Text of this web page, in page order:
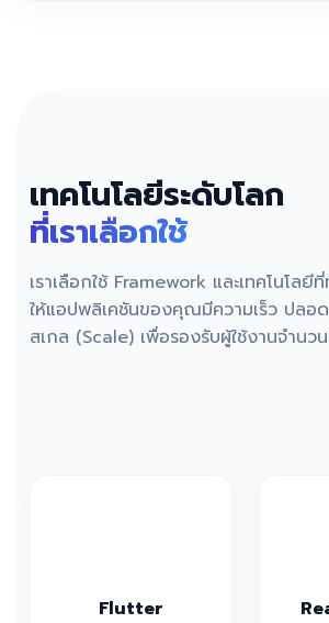
เทคโนโลยีระดับโลก
ที่เราเลือกใช้
เราเลือกใช้ Framework และเทคโนโล
ให้แอปพลิเคชันของคุณมีความเร็ว ปลอ
สเกล (Scale) เพื่อรองรับผู้ใช้งานจำนว
Flutter